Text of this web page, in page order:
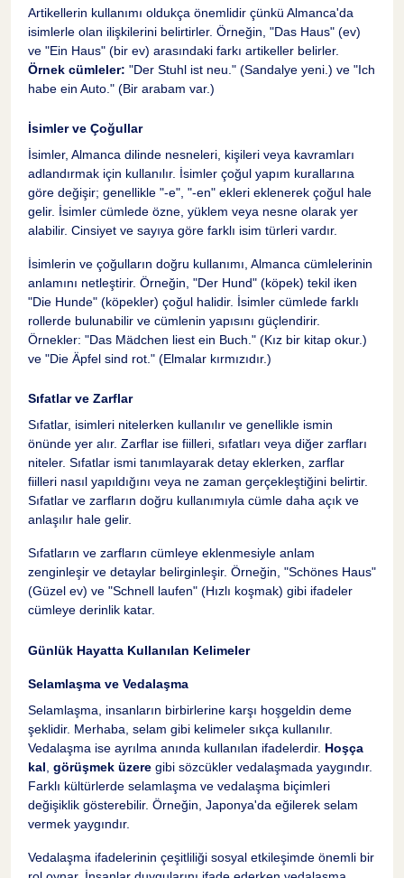
Artikellerin kullanımı oldukça önemlidir çünkü Almanca'da
isimlerle olan ilişkilerini belirtirler. Örneğin, "Das Haus" (ev)
ve "Ein Haus" (bir ev) arasındaki farkı artikeller belirler.
Örnek cümleler: "Der Stuhl ist neu." (Sandalye yeni.) ve "Ich
habe ein Auto." (Bir arabam var.)
İsimler ve Çoğullar
İsimler, Almanca dilinde nesneleri, kişileri veya kavramları
adlandırmak için kullanılır. İsimler çoğul yapım kurallarına
göre değişir; genellikle "-e", "-en" ekleri eklenerek çoğul hale
gelir. İsimler cümlede özne, yüklem veya nesne olarak yer
alabilir. Cinsiyet ve sayıya göre farklı isim türleri vardır.
İsimlerin ve çoğulların doğru kullanımı, Almanca cümlelerinin
anlamını netleştirir. Örneğin, "Der Hund" (köpek) tekil iken
"Die Hunde" (köpekler) çoğul halidir. İsimler cümlede farklı
rollerde bulunabilir ve cümlenin yapısını güçlendirir.
Örnekler: "Das Mädchen liest ein Buch." (Kız bir kitap okur.)
ve "Die Äpfel sind rot." (Elmalar kırmızıdır.)
Sıfatlar ve Zarflar
Sıfatlar, isimleri nitelerken kullanılır ve genellikle ismin
önünde yer alır. Zarflar ise fiilleri, sıfatları veya diğer zarfları
niteler. Sıfatlar ismi tanımlayarak detay eklerken, zarflar
fiilleri nasıl yapıldığını veya ne zaman gerçekleştiğini belirtir.
Sıfatlar ve zarfların doğru kullanımıyla cümle daha açık ve
anlaşılır hale gelir.
Sıfatların ve zarfların cümleye eklenmesiyle anlam
zenginleşir ve detaylar belirginleşir. Örneğin, "Schönes Haus"
(Güzel ev) ve "Schnell laufen" (Hızlı koşmak) gibi ifadeler
cümleye derinlik katar.
Günlük Hayatta Kullanılan Kelimeler
Selamlaşma ve Vedalaşma
Selamlaşma, insanların birbirlerine karşı hoşgeldin deme
şeklidir. Merhaba, selam gibi kelimeler sıkça kullanılır.
Vedalaşma ise ayrılma anında kullanılan ifadelerdir. Hoşça
kal görüşmek üzere gibi sözcükler vedalaşmada yaygındır.
Farklı kültürlerde selamlaşma ve vedalaşma biçimleri
değişiklik gösterebilir. Örneğin, Japonya'da eğilerek selam
vermek yaygındır.
Vedalaşma ifadelerinin çeşitliliği sosyal etkileşimde önemli bir